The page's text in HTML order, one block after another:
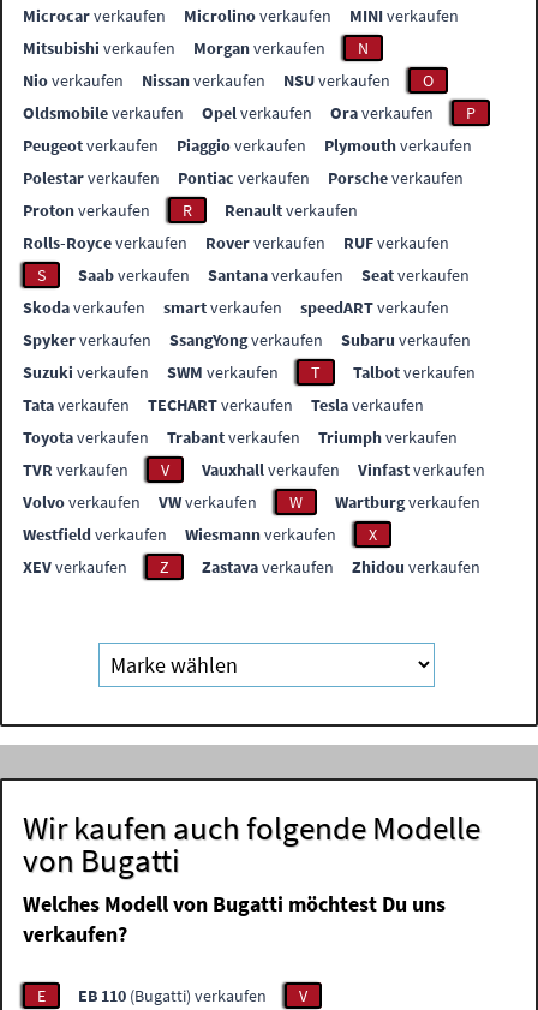
Microcarverkaufen Microlinoverkaufen MINIverkaufen
Mitsubishi verkaufen Morganverkaufen
N
Nioverkaufen Nissanverkaufen NSUverkaufen
O
Oldsmobileverkaufen Opelverkaufen Oraverkaufen
P
Peugeotverkaufen Piaggioverkaufen Plymouthverkaufen
Polestarverkaufen Pontiac verkaufen Porscheverkaufen
Protonverkaufen R Renaultverkaufen
Rolls-Royceverkaufen Roververkaufen RUFverkaufen
S
Saabverkaufen Santanaverkaufen Seatverkaufen
Skodaverkaufen smartverkaufen speedARTverkaufen
Spykerverkaufen SsangYongverkaufen Subaru verkaufen
Suzuki verkaufen SWM verkaufen T Talbotverkaufen
Tataverkaufen TECHARTverkaufen Teslaverkaufen
Toyotaverkaufen Trabantverkaufen Triumphverkaufen
TVR verkaufen V Vauxhallverkaufen Vinfastverkaufen
Volvoverkaufen VWverkaufen W Wartburgverkaufen
Westfieldverkaufen Wiesmannverkaufen
X
XEVverkaufen Z Zastavaverkaufen Zhidou verkaufen
Wir kaufen auch folgende Modelle
von Bugatti
Welches Modell von Bugatti möchtest Du uns
verkaufen?
E EB 110 (Bugatti) verkaufen
V